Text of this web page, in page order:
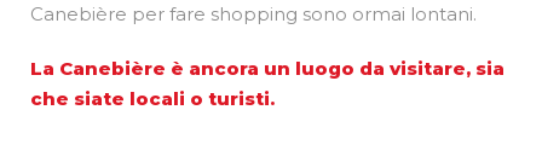
Canebière per fare shopping sono ormai lontani.
La Canebière è ancora un luogo da visitare, sia
che siate locali o turisti.